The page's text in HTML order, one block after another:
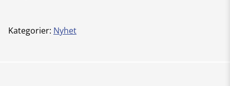
Kategorier: Nyhet